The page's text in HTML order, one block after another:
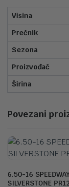
Visina
Prečnik
Sezona
Proizvođač
Širina
Povezani
6.50-16
SILVERSTONE